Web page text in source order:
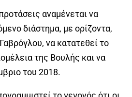
αναμένεται να
διάστημα, με ορίζοντα,
να κατατεθεί το
της Βουλής και να
του 2018.